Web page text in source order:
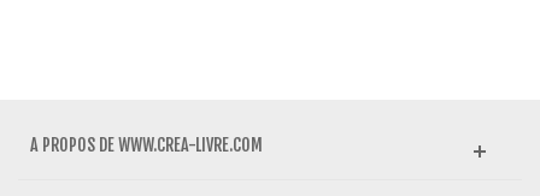
A PROPOS DE WWW.CREA-LIVRE.COM